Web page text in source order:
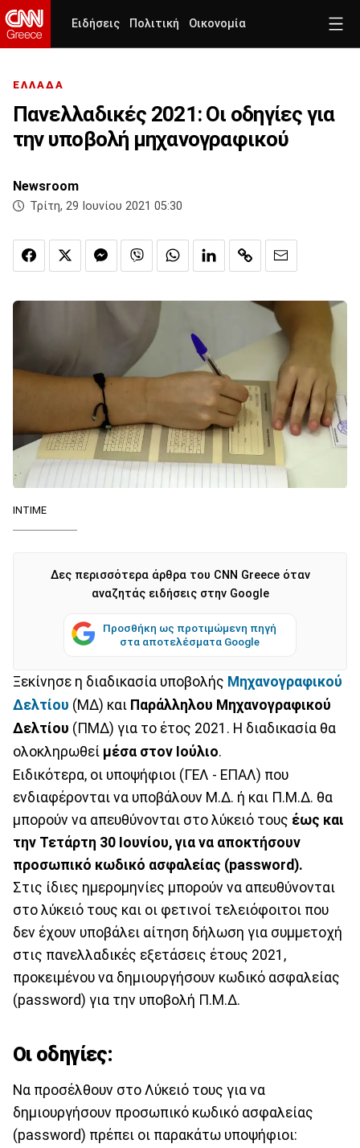
Ειδήσεις Πολιτική Οικονομία
ΕΛΛΑΔΑ
Πανελλαδικές 2021: Οι οδηγίες για
την υποβολή μηχανογραφικού
Newsroom
Τρίτη, 29 Ιουνίου 2021 05:30
ΙΝΤΙΜΕ
Δες περισσότερα άρθρα του CNN Greece όταν
αναζητάς ειδήσεις στην Google
Προσθήκη ως προτιμώμενη πηγή
στα αποτελέσματα Google
Ξεκίνησε η διαδικασία υποβολής Μηχανογραφικού
Δελτίου (ΜΔ) και Παράλληλου Μηχανογραφικού
Δελτίου (ΠΜΔ) για το έτος 2021. Η διαδικασία θα
ολοκληρωθεί μέσα στον Ιούλιο.
Ειδικότερα, οι υποψήφιοι (ΓΕΛ - ΕΠΑΛ) που
ενδιαφέρονται να υποβάλουν Μ.Δ. ή και Π.Μ.Δ. θα
μπορούν να απευθύνονται στο λύκειό τους έως και
την Τετάρτη 30 Ιουνίου, για να αποκτήσουν
προσωπικό κωδικό ασφαλείας (password).
Στις ίδιες ημερομηνίες μπορούν να απευθύνονται
στο λύκειό τους και οι φετινοί τελειόφοιτοι που
δεν έχουν υποβάλει αίτηση δήλωση για συμμετοχή
στις πανελλαδικές εξετάσεις έτους 2021,
προκειμένου να δημιουργήσουν κωδικό ασφαλείας
(password) για την υποβολή Π.Μ.Δ.
Οι οδηγίες:
Να προσέλθουν στο Λύκειό τους για να
δημιουργήσουν προσωπικό κωδικό ασφαλείας
(password) πρέπει οι παρακάτω υποψήφιοι: